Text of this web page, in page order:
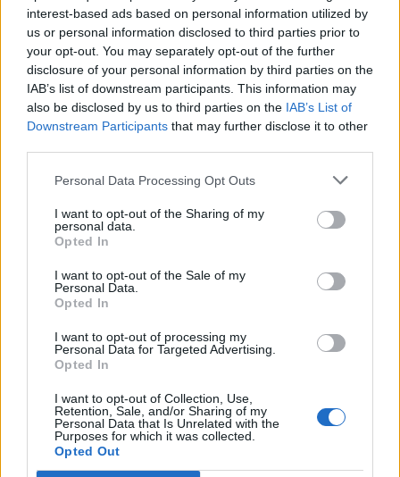
interest-based ads based on personal information utilized by
us or personal information disclosed to third parties prior to
your opt-out. You may separately opt-out of the further
disclosure of your personal information by third parties on the
IAB’s list of downstream participants. This information may
also be disclosed by us to third parties on the IAB’s List of
Downstream Participants that may further disclose it to other
Personal Data Processing Opt Outs
I want to opt-out of the Sharing of my
personal data.
Opted In
I want to opt-out of the Sale of my
Personal Data.
Opted In
I want to opt-out of processing my
Personal Data for Targeted Advertising.
Opted In
I want to opt-out of Collection, Use,
Retention, Sale, and/or Sharing of my
Personal Data that Is Unrelated with the
Purposes for which it was collected.
Opted Out